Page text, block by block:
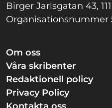
Birger Jarlsgatan 43,
Organisationsnummer
Om oss
Våra skribenter
Redaktionell policy
Privacy Policy